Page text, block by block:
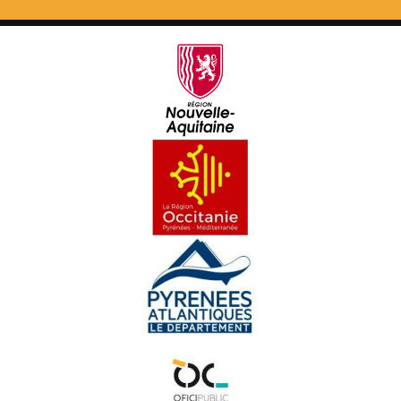
Pastorala de Bedós
Maishanta lenga : Era Sauta Banassa
Croc'stane (3)
Doctors de Trobar